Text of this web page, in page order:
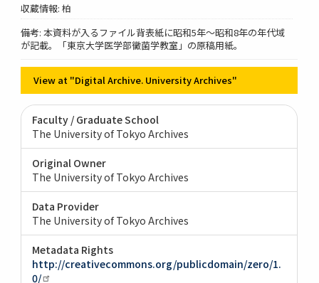
収蔵情報: 柏
備考: 本資料が入るファイル背表紙に昭和5年～昭和8年の年代域
が記載。「東京大学医学部黴菌学教室」の原稿用紙。
View at "Digital Archive. University Archives"
Faculty / Graduate School
The University of Tokyo Archives
Original Owner
The University of Tokyo Archives
Data Provider
The University of Tokyo Archives
Metadata Rights
http://creativecommons.org/publicdomain/zero/1.
0/